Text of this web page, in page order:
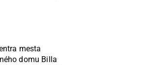
mesta
domu Billa